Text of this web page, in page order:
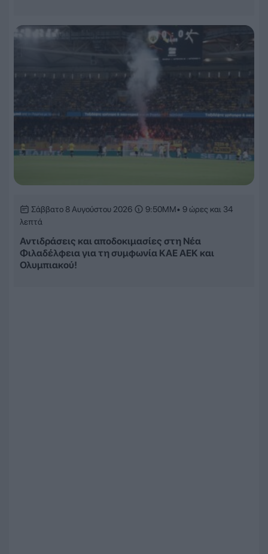
Σάββατο 8 Αυγούστου 2026 9:50ΜΜ• 9 ώρες και 34
λεπτά
Αντιδράσεις και αποδοκιμασίες στη Νέα
Φιλαδέλφεια για τη συμφωνία ΚΑΕ ΑΕΚ και
Ολυμπιακού!